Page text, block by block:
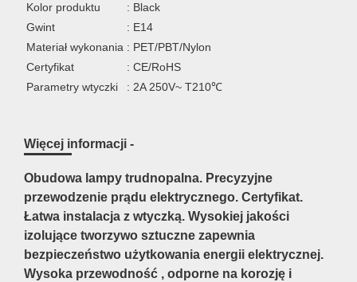
Kolor produktu
: Black
Gwint
: E14
Materiał wykonania : PET/PBT/Nylon
Certyfikat
: CE/RoHS
Parametry wtyczki
: 2A 250V~ T210℃
Więcej informacji -
Obudowa lampy trudnopalna. Precyzyjne
przewodzenie prądu elektrycznego. Certyfikat.
Łatwa instalacja z wtyczką. Wysokiej jakości
izolujące tworzywo sztuczne zapewnia
bezpieczeństwo użytkowania energii elektrycznej.
Wysoka przewodność , odporne na korozję i